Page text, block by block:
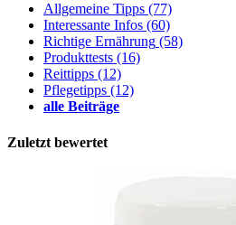
Allgemeine Tipps (77)
Interessante Infos (60)
Richtige Ernährung (58)
Produkttests (16)
Reittipps (12)
Pflegetipps (12)
alle Beiträge
Zuletzt bewertet